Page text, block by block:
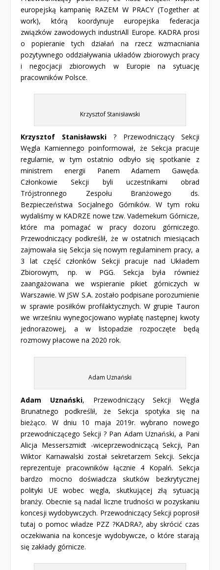
europejską kampanię RAZEM W PRACY (Together at
work), którą koordynuje europejska federacja
związków zawodowych industriAll Europe. KADRA prosi
o popieranie tych działań na rzecz wzmacniania
pozytywnego oddziaływania układów zbiorowych pracy
i negocjacji zbiorowych w Europie na sytuację
pracowników Polsce.
Krzysztof Stanisławski
Krzysztof Stanisławski ? Przewodniczący Sekcji
Węgla Kamiennego poinformował, że Sekcja pracuje
regularnie, w tym ostatnio odbyło się spotkanie z
ministrem energii Panem Adamem Gawęda.
Członkowie Sekcji byli uczestnikami obrad
Trójstronnego Zespołu Branżowego ds.
Bezpieczeństwa Socjalnego Górników. W tym roku
wydaliśmy w KADRZE nowe tzw. Vademekum Górnicze,
które ma pomagać w pracy dozoru górniczego.
Przewodniczący podkreślił, że w ostatnich miesiącach
zajmowała się Sekcja się nowym regulaminem pracy, a
3 lat część członków Sekcji pracuje nad Układem
Zbiorowym, np. w PGG. Sekcja była również
zaangażowana we wspieranie pikiet górniczych w
Warszawie. W JSW S.A. zostało podpisane porozumienie
w sprawie posiłków profilaktycznych. W grupie Tauron
we wrześniu wynegocjowano wypłatę następnej kwoty
jednorazowej, a w listopadzie rozpoczęte będą
rozmowy płacowe na 2020 rok.
Adam Uznański
Adam Uznański, Przewodniczący Sekcji Węgla
Brunatnego podkreślił, że Sekcja spotyka się na
bieżąco. W dniu 10 maja 2019r. wybrano nowego
przewodniczącego Sekcji ? Pan Adam Uznański, a Pani
Alicja Messerszmidt -wiceprzewodniczącą Sekcji, Pan
Wiktor Karnawalski został sekretarzem Sekcji. Sekcja
reprezentuje pracowników łącznie 4 Kopalń. Sekcja
bardzo mocno doświadcza skutków bezkrytycznej
polityki UE wobec węgla, skutkującej złą sytuacją
branży. Obecnie są nadal liczne trudności w pozyskaniu
koncesji wydobywczych. Przewodniczący Sekcji poprosił
tutaj o pomoc władze PZZ ?KADRA?, aby skrócić czas
oczekiwania na koncesje wydobywcze, o które starają
się zakłady górnicze.